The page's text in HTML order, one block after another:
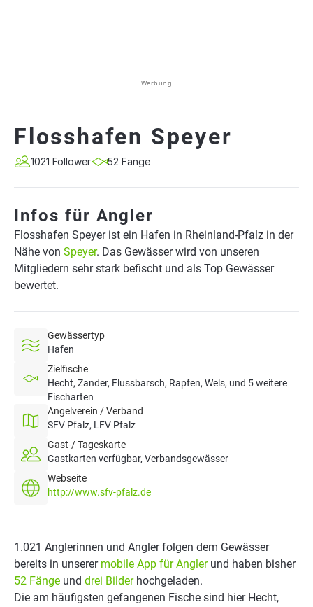
Werbung
Flosshafen Speyer
1021 Follower 52 Fänge
Infos für Angler
Flosshafen Speyer ist ein Hafen in Rheinland-Pfalz in der
Nähe von Speyer. Das Gewässer wird von unseren
Mitgliedern sehr stark befischt und als Top Gewässer
bewertet.
Gewässertyp
Hafen
Zielfische
Hecht, Zander, Flussbarsch, Rapfen, Wels, und 5 weitere
Fischarten
Angelverein / Verband
SFV Pfalz, LFV Pfalz
Gast-/ Tageskarte
Gastkarten verfügbar, Verbandsgewässer
Webseite
http://www.sfv-pfalz.de
1.021 Anglerinnen und Angler folgen dem Gewässer
bereits in unserer mobile App für Anglerund haben bisher
52 Fänge und drei Bilderhochgeladen.
Die am häufigsten gefangenen Fische sind hier Hecht,